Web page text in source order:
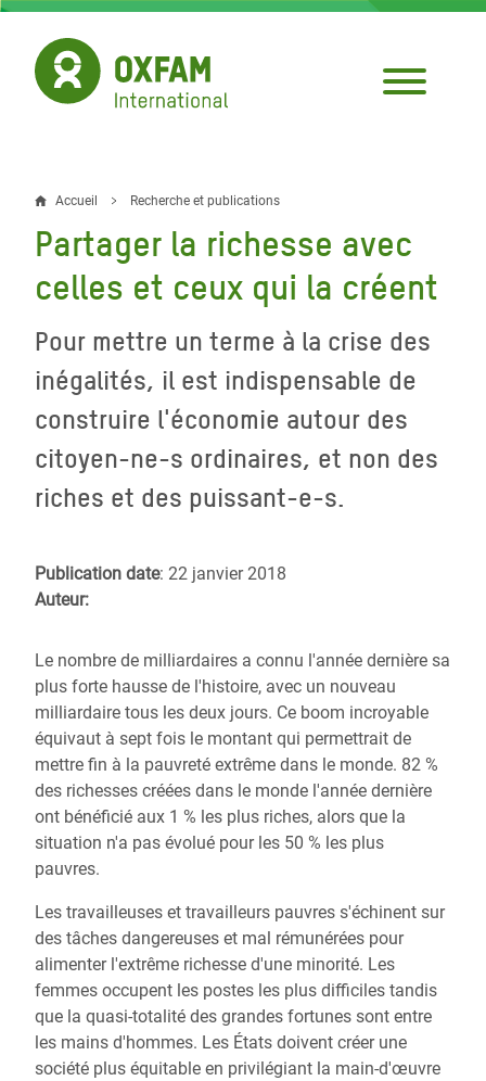
Aller
contenu
principal
Fil
d'Ariane
Accueil Recherche et publications
Partager la richesse avec
celles et ceux qui la créent
Pour mettre un terme à la crise des
inégalités, il est indispensable de
construire l'économie autour des
citoyen-ne-s ordinaires, et non des
riches et des puissant-e-s.
Publication date: 22 janvier 2018
Auteur:
Le nombre de milliardaires a connu l'année dernière sa
plus forte hausse de l'histoire, avec un nouveau
milliardaire tous les deux jours. Ce boom incroyable
équivaut à sept fois le montant qui permettrait de
mettre fin à la pauvreté extrême dans le monde. 82 %
des richesses créées dans le monde l'année dernière
ont bénéficié aux 1 % les plus riches, alors que la
situation n'a pas évolué pour les 50 % les plus
pauvres.
Les travailleuses et travailleurs pauvres s'échinent sur
des tâches dangereuses et mal rémunérées pour
alimenter l'extrême richesse d'une minorité. Les
femmes occupent les postes les plus difficiles tandis
que la quasi-totalité des grandes fortunes sont entre
les mains d'hommes. Les États doivent créer une
société plus équitable en privilégiant la main-d'œuvre